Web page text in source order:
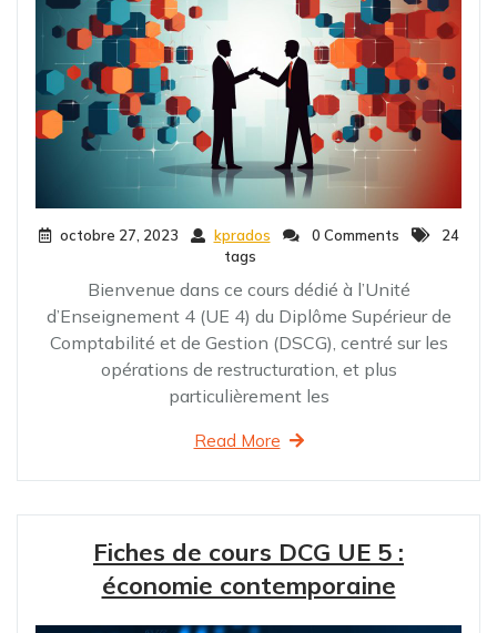
octobre 27, 2023 kprados 0 Comments
24
tags
Bienvenue dans ce cours dédié à l’Unité
d’Enseignement 4 (UE 4) du Diplôme Supérieur de
Comptabilité et de Gestion (DSCG), centré sur les
opérations de restructuration, et plus
particulièrement les
Read More
Fiches de cours DCG UE 5 :
économie contemporaine